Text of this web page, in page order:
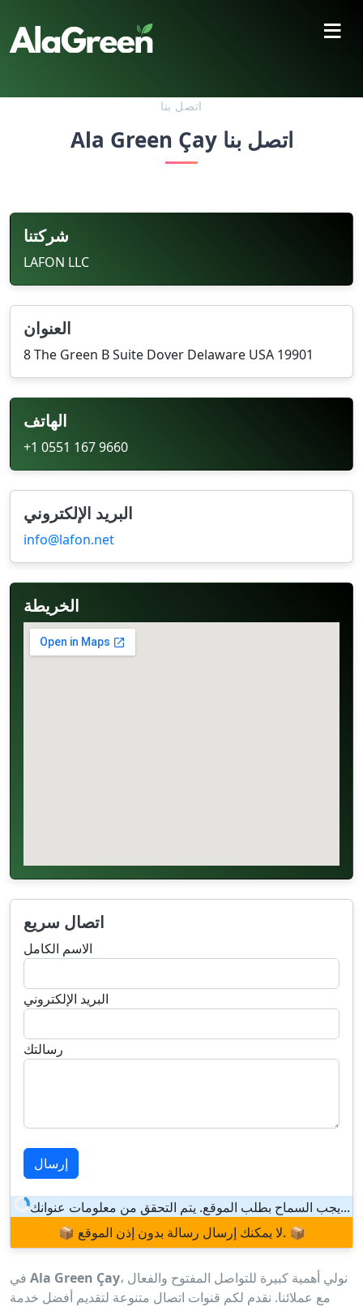
≡
اتصل بنا
Ala Green Çay اتصل بنا
شركتنا
LAFON LLC
العنوان
8 The Green B Suite Dover Delaware USA 19901
الهاتف
+1 0551 167 9660
البريد الإلكتروني
info@lafon.net
الخريطة
اتصال سريع
الاسم الكامل
البريد الإلكتروني
رسالتك
إرسال
يجب السماح بطلب الموقع. يتم التحقق من معلومات عنوانك...
📦 لا يمكنك إرسال رسالة بدون إذن الموقع. 📦
Ala Green Çay، نولي أهمية كبيرة للتواصل المفتوح والفعال
مع عملائنا. نقدم لكم قنوات اتصال متنوعة لتقديم أفضل خدمة